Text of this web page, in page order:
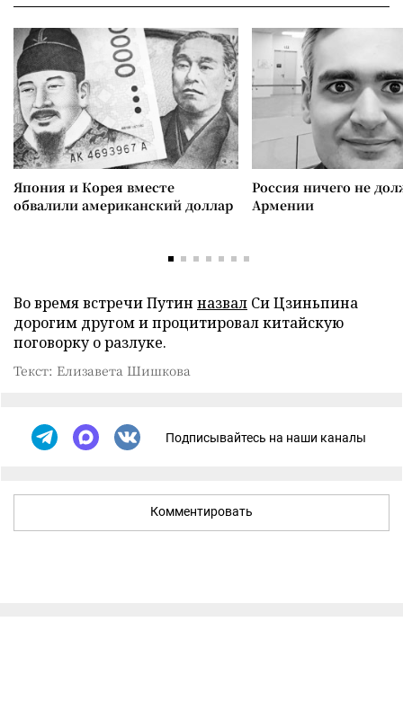
Япония и Корея вместе
обвалили американский доллар
Россия ничего не
Армении
Во время встречи Путин назвал Си Цзиньпина
дорогим другом и процитировал китайскую
поговорку о разлуке.
Текст: Елизавета Шишкова
Подписывайтесь на наши каналы
Комментировать